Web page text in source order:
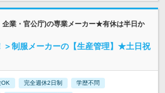
企業・官公庁)の専業メーカー★有休は半日か
＞制服メーカーの【生産管理】★土日祝
OK 完全週休2日制 学歴不問